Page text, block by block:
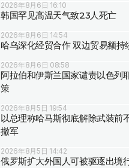
2026年8月6日 16:10
韩国罕见高温天气致23人死亡
2026年8月6日 14:54
哈乌深化经贸合作 双边贸易额持
2026年8月6日 08:58
阿拉伯和伊斯兰国家谴责以色列
策
2026年8月5日 19:54
以总理称哈马斯彻底解除武装前
撤军
2026年8月5日 14:42
俄罗斯扩大外国人可被驱逐出境